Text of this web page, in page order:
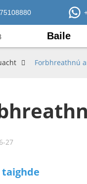
Baile
Forbhreathnú
27
taighde